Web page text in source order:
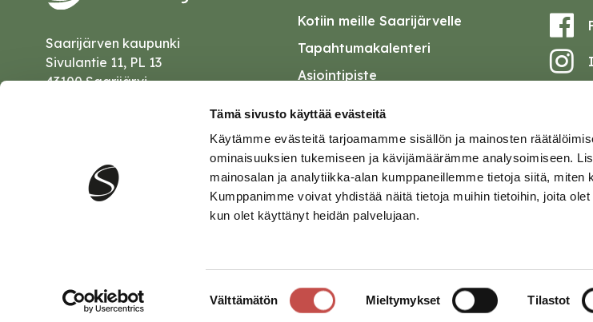
Tämä sivusto käyttää evästeitä
Käytämme evästeitä tarjoamamme sisällön ja mainosten
ominaisuuksien tukemiseen ja kävijämäärämme analysoimiseen.
mainosalan ja analytiikka-alan kumppaneillemme tietoja siitä, miten
Kumppanimme voivat yhdistää näitä tietoja muihin tietoihin, joita
kun olet käyttänyt heidän palvelujaan.
Välttämätön Mieltymykset Tilastot
Saarijärven kaupunki
Sivulantie 11, PL 13
43100 Saarijärvi
Kotiin meille Saarijärvelle
Tapahtumakalenteri
Asiointipiste
Palautelomake
Saavutettavuusseloste
Tietosuoja